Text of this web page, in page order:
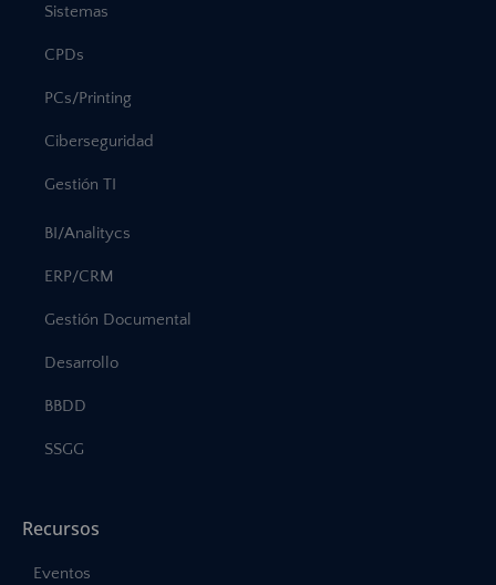
Sistemas
CPDs
PCs/Printing
Ciberseguridad
Gestión TI
BI/Analitycs
ERP/CRM
Gestión Documental
Desarrollo
BBDD
SSGG
Recursos
Eventos